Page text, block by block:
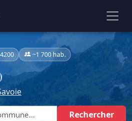
~1 700 hab.
Rechercher